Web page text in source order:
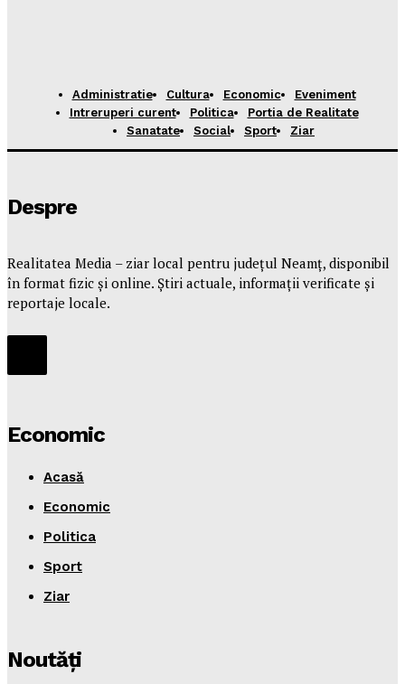
Administratie Cultura Economic
Eveniment
Intreruperi curent
Politica
Portia de Realitate
Sanatate
Social Sport Ziar
Despre
Realitatea Media – ziar local pentru județul Neamț, disponibil
în format fizic și online. Știri actuale, informații verificate și
reportaje locale.
Economic
Acasă
Economic
Politica
Sport
Ziar
Noutăţi